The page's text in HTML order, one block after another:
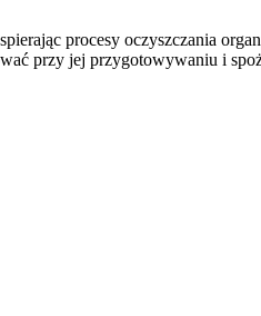
procesy oczyszczania
przy jej przygotowywaniu i